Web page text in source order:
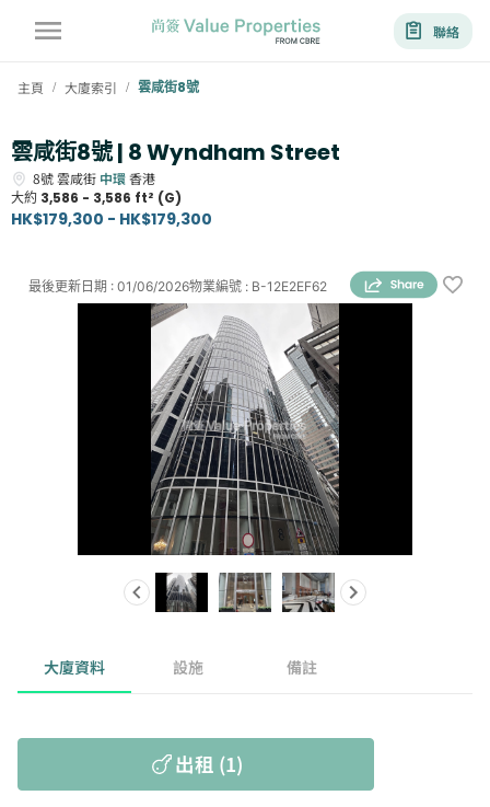
聯絡
主頁 / 大廈索引 / 雲咸街8號
雲咸街8號 | 8 Wyndham Street
8號雲咸街 中環香港
大約 3,586 - 3,586 ft² (G)
HK$179,300 - HK$179,300
物業編號 : B-12E2EF62
最後更新日期 : 01/06/2026
大廈資料 設施 備註
出租 (1)